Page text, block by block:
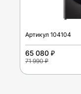
Артикул 104104
65 080 ₽
71 990 ₽